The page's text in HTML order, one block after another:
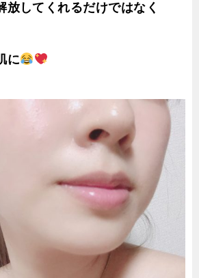
放してくれるだけではなく
に